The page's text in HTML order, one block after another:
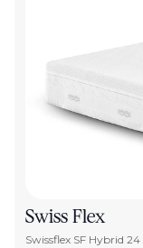
Swiss Flex
Swissflex SF Hybrid 24